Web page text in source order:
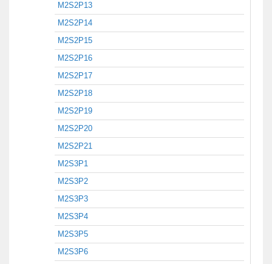
M2S2P13
M2S2P14
M2S2P15
M2S2P16
M2S2P17
M2S2P18
M2S2P19
M2S2P20
M2S2P21
M2S3P1
M2S3P2
M2S3P3
M2S3P4
M2S3P5
M2S3P6